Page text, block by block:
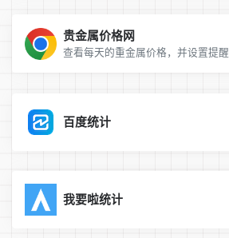
贵金属价格网
查看每天的重金属价格，并设置提醒
百度统计
我要啦统计